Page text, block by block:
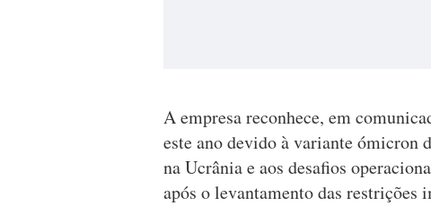
A empresa reconhece, em
este ano devido à variante ómicron
na Ucrânia e aos desafios
após o levantamento das restrições